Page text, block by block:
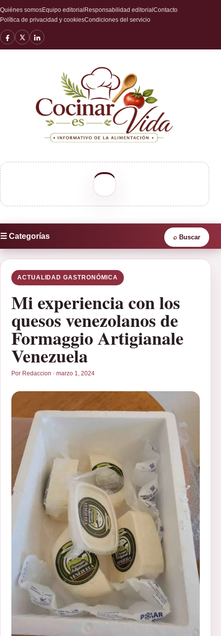
Quiénes somosEquipo editorial Responsabilidad editorial Contacto
Política de privacidad y cookiesCondiciones del servicio
☰ Categorías ⌕ Buscar
ACTUALIDAD GASTRONÓMICA
Mi experiencia con los
quesos venezolanos de
Formaggio Artigianale
Venezuela
Por Redaccion · marzo 1, 2024